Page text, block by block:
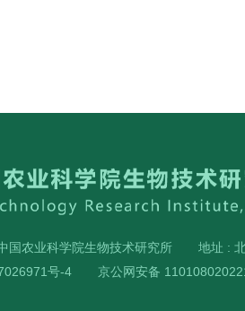
农业科学院生物技术研究所 地址 :
号-4
京公网安备